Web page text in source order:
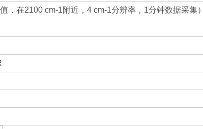
，在2100 cm-1附近，4 cm-1分辨率，1分钟数据采集）